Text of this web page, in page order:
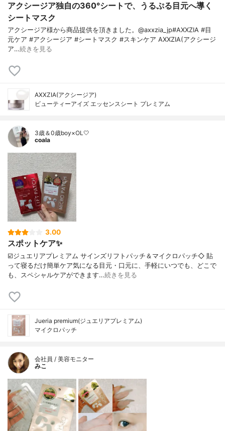
アクシージア独自の360°シートで、うるぷる目元へ導く
シートマスク
アクシージア様から商品提供を頂きました。@axxzia_jp#AXXZIA #目
元ケア #アクシージア #シートマスク #スキンケア AXXZIA(アクシージ
ア…続きを見る
AXXZIA(アクシージア)
ビューティーアイズ エッセンスシート プレミアム
3歳＆0歳boy×OL🤍
coala
3.00
スポットケア✨
☑️ジュエリアプレミアム サインズリフトパッチ＆マイクロパッチ◇ 貼
って寝るだけ簡単ケア気になる目元・口元に、手軽にいつでも、どこで
も、スペシャルケアができます…続きを見る
Jueria premium(ジュエリアプレミアム)
マイクロパッチ
会社員 / 美容モニター
みこ